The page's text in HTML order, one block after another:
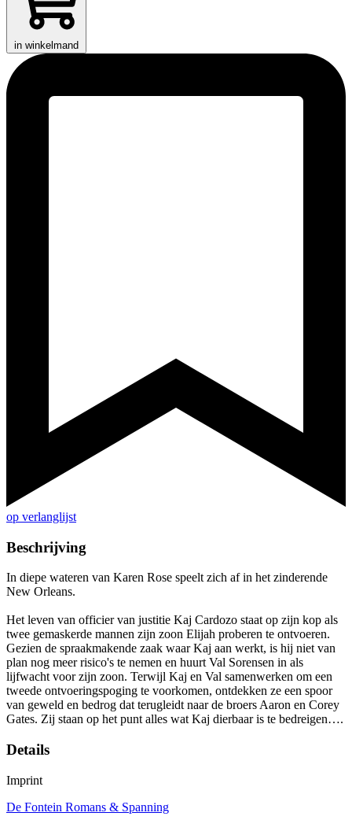
in winkelmand
op verlanglijst
Beschrijving
In diepe wateren van Karen Rose speelt zich af in het zinderende
New Orleans.
Het leven van officier van justitie Kaj Cardozo staat op zijn kop als
twee gemaskerde mannen zijn zoon Elijah proberen te ontvoeren.
Gezien de spraakmakende zaak waar Kaj aan werkt, is hij niet van
plan nog meer risico's te nemen en huurt Val Sorensen in als
lijfwacht voor zijn zoon. Terwijl Kaj en Val samenwerken om een
tweede ontvoeringspoging te voorkomen, ontdekken ze een spoor
van geweld en bedrog dat terugleidt naar de broers Aaron en Corey
Gates. Zij staan op het punt alles wat Kaj dierbaar is te bedreigen….
Details
Imprint
De Fontein Romans & Spanning